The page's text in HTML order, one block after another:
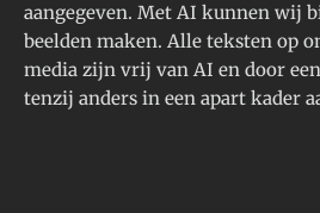
aangegeven. Met AI kunnen wij
beelden maken. Alle teksten op
media zijn vrij van AI en door
tenzij anders in een apart kader